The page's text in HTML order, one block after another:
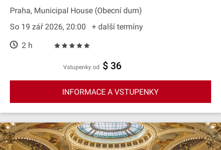
Praha, Municipal House (Obecní dum)
So 19 zář 2026, 20:00
+ další termíny
2 h
Vstupenky od $ 36
INFORMACE A VSTUPENKY